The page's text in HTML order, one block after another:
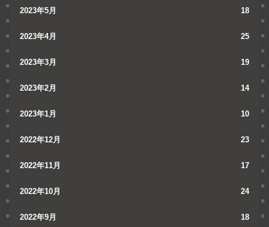
2023年5月 18
2023年4月 25
2023年3月 19
2023年2月 14
2023年1月 10
2022年12月 23
2022年11月 17
2022年10月 24
2022年9月 18